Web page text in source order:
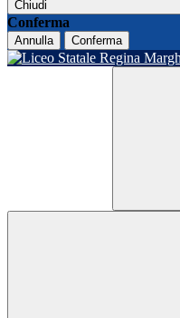
Chiudi
Conferma
Annulla Conferma